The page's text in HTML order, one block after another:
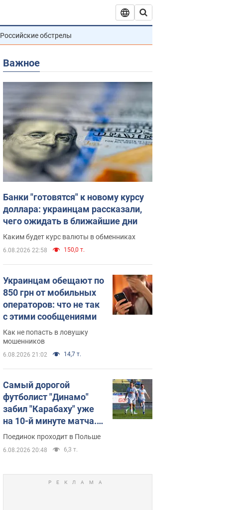
Российские обстрелы
Важное
Банки "готовятся" к новому курсу
доллара: украинцам рассказали,
чего ожидать в ближайшие дни
Каким будет курс валюты в обменниках
6.08.2026 22:58 150,0 т.
Украинцам обещают по
850 грн от мобильных
операторов: что не так
с этими сообщениями
Как не попасть в ловушку
мошенников
6.08.2026 21:02 14,7 т.
Самый дорогой
футболист "Динамо"
забил "Карабаху" уже
на 10-й минуте матча.
Видео
Поединок проходит в Польше
6.08.2026 20:48 6,3 т.